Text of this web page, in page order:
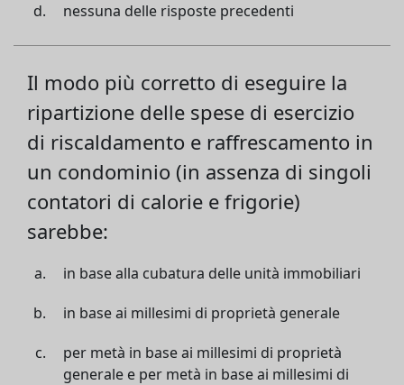
nessuna delle risposte precedenti
Il modo più corretto di eseguire la
ripartizione delle spese di esercizio
di riscaldamento e raffrescamento in
un condominio (in assenza di singoli
contatori di calorie e frigorie)
sarebbe:
in base alla cubatura delle unità immobiliari
in base ai millesimi di proprietà generale
per metà in base ai millesimi di proprietà
generale e per metà in base ai millesimi di